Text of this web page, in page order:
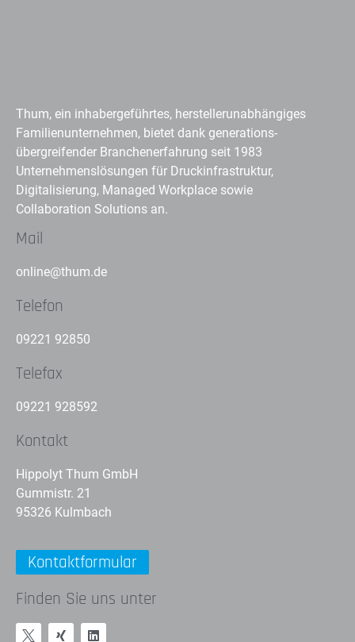
Thum, ein inhabergeführtes, herstellerunabhängiges
Familienunternehmen, bietet dank generations-
übergreifender Branchenerfahrung seit 1983
Unternehmenslösungen für Druckinfrastruktur,
Digitalisierung, Managed Workplace sowie
Collaboration Solutions an.
Mail
online@thum.de
Telefon
09221 92850
Telefax
09221 928592
Kontakt
Hippolyt Thum GmbH
Gummistr. 21
95326 Kulmbach
Kontaktformular
Finden Sie uns unter